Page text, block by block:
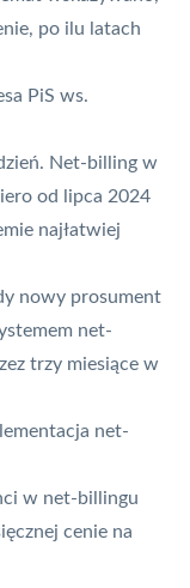
po ilu latach
PiS ws.
Net-billing w
od lipca 2024
najłatwiej
nowy prosument
net-
trzy miesiące w
net-
w net-billingu
cenie na